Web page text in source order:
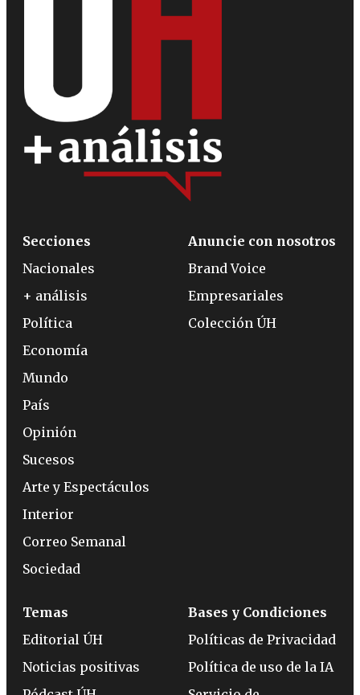
Secciones
Nacionales
+ análisis
Política
Economía
Mundo
País
Opinión
Sucesos
Arte y Espectáculos
Interior
Correo Semanal
Sociedad
Anuncie con nosotros
Brand Voice
Empresariales
Colección ÚH
Temas
Editorial ÚH
Noticias positivas
Bases y Condiciones
Políticas de Privacidad
Política de uso de la IA